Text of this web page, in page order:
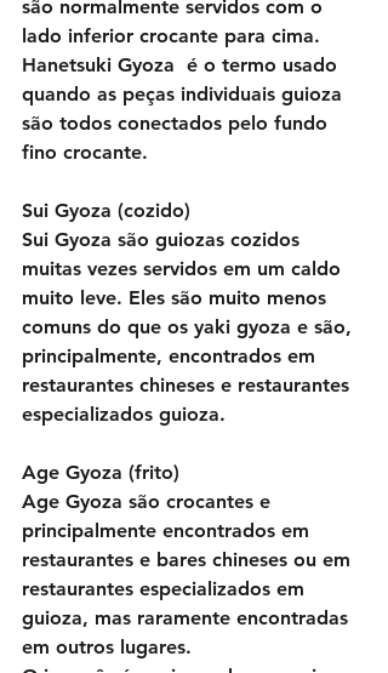
são normalmente servidos com o
lado inferior crocante para cima.
Hanetsuki Gyoza  é o termo usado
quando as peças individuais guioza
são todos conectados pelo fundo
fino crocante.
Sui Gyoza (cozido)
Sui Gyoza são guiozas cozidos
muitas vezes servidos em um caldo
muito leve. Eles são muito menos
comuns do que os yaki gyoza e são,
principalmente, encontrados em
restaurantes chineses e restaurantes
especializados guioza.
Age Gyoza (frito)
Age Gyoza são crocantes e
principalmente encontrados em
restaurantes e bares chineses ou em
restaurantes especializados em
guioza, mas raramente encontradas
em outros lugares.